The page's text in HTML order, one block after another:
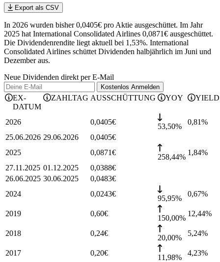
Export als CSV
In 2026 wurden bisher 0,0405€ pro Aktie ausgeschüttet. Im Jahr
2025 hat International Consolidated Airlines 0,0871€ ausgeschüttet.
Die Dividendenrendite liegt aktuell bei 1,53%. International
Consolidated Airlines schüttet Dividenden halbjährlich im Juni und
Dezember aus.
Neue Dividenden direkt per E-Mail
Kostenlos Anmelden
EX-
DATUM
ZAHLTAG AUSSCHÜTTUNG YOY YIELD
2026 0,0405€
53,50%
0,81%
25.06.2026 29.06.2026 0,0405€
2025
0,0871€
258,44%
1,84%
27.11.2025 01.12.2025 0,0388€
26.06.2025 30.06.2025 0,0483€
2024
0,0243€
95,95%
0,67%
2019 0,60€
150,00%
12,44%
2018 0,24€
20,00%
5,24%
2017 0,20€
11,98%
4,23%